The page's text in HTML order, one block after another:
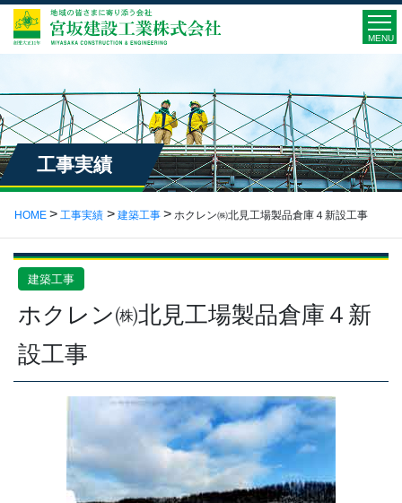
MENU
工事実績
HOME 工事実績 建築工事 ホクレン㈱北見工場製品倉庫４新設工事
建築工事
ホクレン㈱北見工場製品倉庫４新
設工事